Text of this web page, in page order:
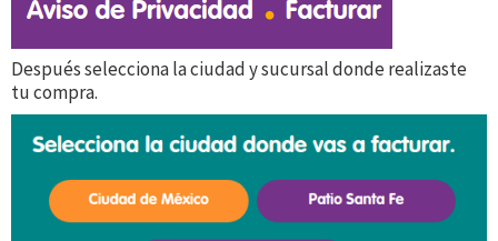
Después selecciona la ciudad y sucursal donde realizaste
tu compra.